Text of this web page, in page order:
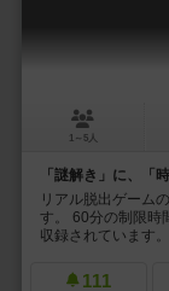
1～5人
「謎解き」に、「
リアル脱出ゲーム
す。 60分の制限時
収録されています
111